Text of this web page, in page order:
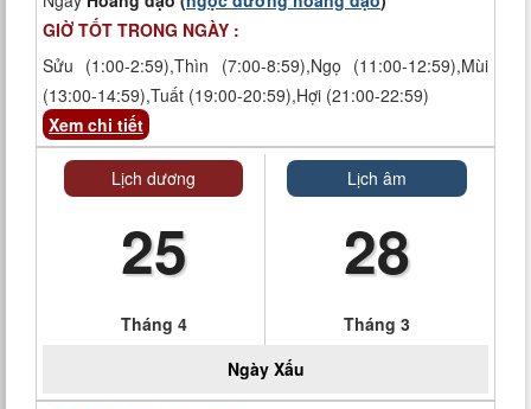
GIỜ TỐT TRONG NGÀY :
Sửu (1:00-2:59),Thìn (7:00-8:59),Ngọ (11:00-12:59),Mùi
(13:00-14:59),Tuất (19:00-20:59),Hợi (21:00-22:59)
Xem chi tiết
Lịch dương
25
Tháng 4
Lịch âm
28
Tháng 3
Ngày Xấu